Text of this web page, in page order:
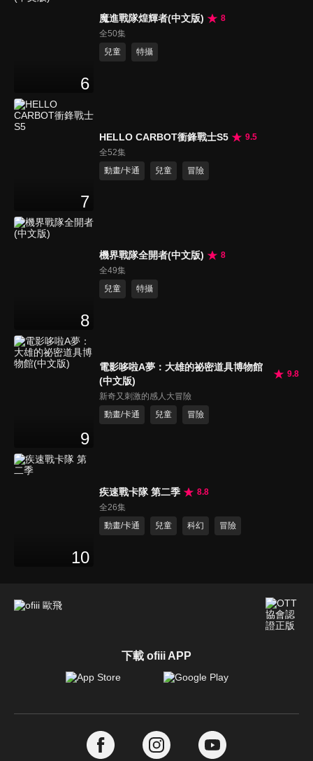
6
魔進戰隊煌輝者(中文版)
8
全50集
兒童
特攝
7
HELLO CARBOT衝鋒戰士S5
9.5
全52集
動畫/卡通
兒童 冒險
8
機界戰隊全開者(中文版)
8
全49集
兒童
特攝
9
電影哆啦A夢：大雄的祕密道具博物館
(中文版)
9.8
新奇又刺激的感人大冒險
動畫/卡通
兒童 冒險
10
疾速戰卡隊 第二季
8.8
全26集
動畫/卡通
兒童 科幻 冒險
下載 ofiii APP